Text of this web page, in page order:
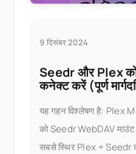
9 दिसंबर 2024
Seedr और Plex
कनेक्ट करें (पूर्ण
यह गहन विश्लेषण है: Plex
को Seedr WebDAV
सबसे स्थिर Plex + Seedr